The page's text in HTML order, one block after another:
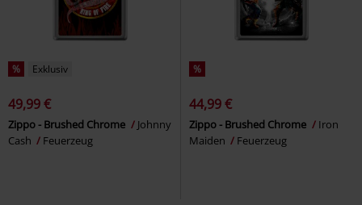
% Exklusiv
49,99 €
Zippo - Brushed Chrome
Johnny
Cash
Feuerzeug
%
44,99 €
Zippo - Brushed Chrome
Iron
Maiden
Feuerzeug